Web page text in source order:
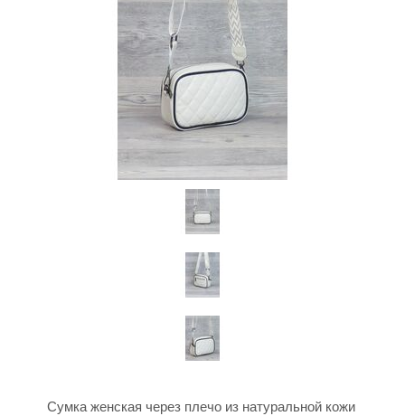
Сумка женская через плечо из натуральной кожи